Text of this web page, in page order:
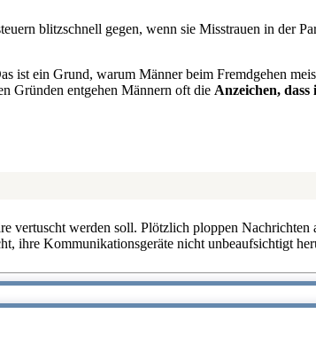
blitzschnell gegen, wenn sie Misstrauen in der
ist ein Grund, warum Männer beim Fremdgehen
Gründen entgehen Männern oft die Anzeichen,
vertuscht werden soll. Plötzlich ploppen Nachrichten
ihre Kommunikationsgeräte nicht unbeaufsichtigt